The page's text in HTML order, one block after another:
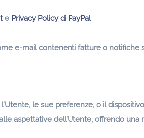
e Privacy Policy di PayPal
e-mail contenenti fatture o notifiche
le sue preferenze, o il
aspettative dell’Utente, offrendo una